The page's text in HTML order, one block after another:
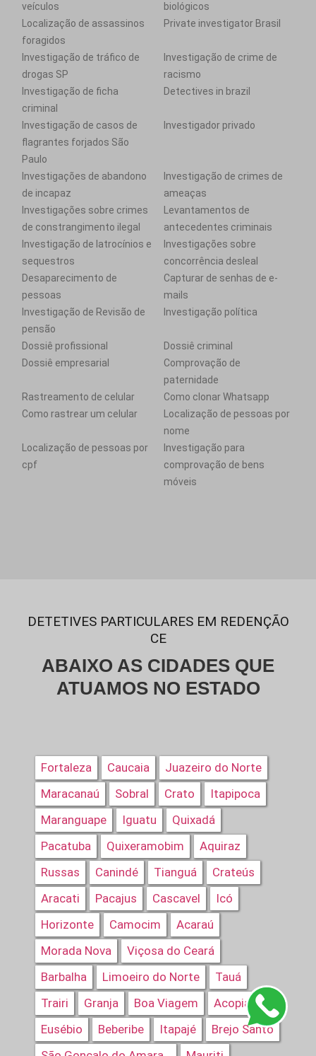
veículos
biológicos
Localização de assassinos
foragidos
Private investigator Brasil
Investigação de tráfico de
drogas SP
Investigação de crime de
racismo
Investigação de ficha
criminal
Detectives in brazil
Investigação de casos de
flagrantes forjados São
Paulo
Investigador privado
Investigações de abandono
de incapaz
Investigação de crimes de
ameaças
Investigações sobre crimes
de constrangimento ilegal
Levantamentos de
antecedentes criminais
Investigação de latrocínios e
sequestros
Investigações sobre
concorrência desleal
Desaparecimento de
pessoas
Capturar de senhas de e-
mails
Investigação de Revisão de
pensão
Investigação política
Dossiê profissional
Dossiê criminal
Dossiê empresarial
Comprovação de
paternidade
Rastreamento de celular
Como clonar Whatsapp
Como rastrear um celular
Localização de pessoas por
nome
Localização de pessoas por
cpf
Investigação para
comprovação de bens
móveis
DETETIVES PARTICULARES EM REDENÇÃO
CE
ABAIXO AS CIDADES QUE
ATUAMOS NO ESTADO
Fortaleza Caucaia
Juazeiro do Norte
Maracanaú
Sobral Crato
Itapipoca
Maranguape
Iguatu
Quixadá
Pacatuba
Quixeramobim
Aquiraz
Russas
Canindé Tianguá
Crateús
Aracati
Pacajus Cascavel
Icó
Horizonte
Camocim
Acaraú
Morada Nova
Viçosa do Ceará
Barbalha
Limoeiro do Norte
Tauá
Trairi
Granja Boa Viagem
Acopiara
Eusébio
Beberibe Itapajé Brejo Santo